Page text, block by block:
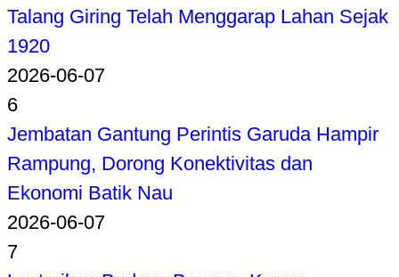
Talang Giring Telah Menggarap Lahan Sejak
1920
2026-06-07
6
Jembatan Gantung Perintis Garuda Hampir
Rampung, Dorong Konektivitas dan
Ekonomi Batik Nau
2026-06-07
7